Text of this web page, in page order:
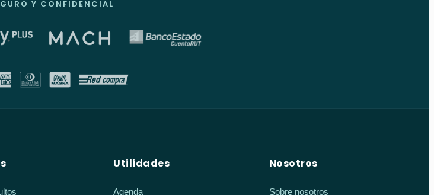
Y CONFIDENCIAL
Utilidades
Agenda
Nosotros
Sobre nosotros